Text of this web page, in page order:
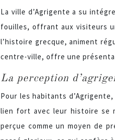
La ville d’Agrigente a su
fouilles, offrant aux visiteurs
l’histoire grecque, animent
centre-ville, offre une
La perception
Pour les habitants
lien fort avec leur histoire se
perçue comme un moyen de